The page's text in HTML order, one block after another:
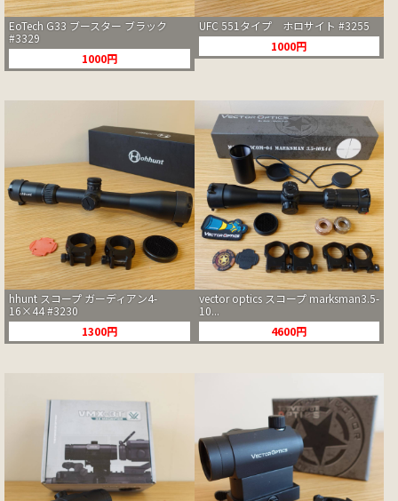
EoTech G33 ブースター ブラック
#3329
1000円
UFC 551タイプ ホロサイト #3255
1000円
hhunt スコープ ガーディアン4-
16×44 #3230
1300円
vector optics スコープ marksman3.5-
10...
4600円